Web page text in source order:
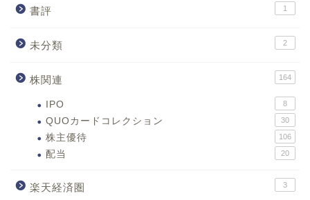
書評 1
未分類 2
株関連 164
IPO 8
QUOカードコレクション 30
株主優待 106
配当 20
楽天経済圏 3